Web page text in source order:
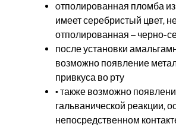
oтполированная пломба
имеет серебристый цвет,
отполированная – черно-
после установки
возможно появление
привкуса во рту
• также возможно
гальванической реакции,
непосредственном